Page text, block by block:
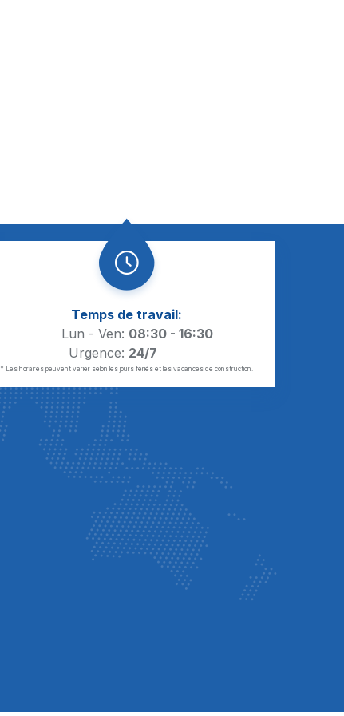
Temps de travail:
Lun - Ven: 08:30 - 16:30
Urgence: 24/7
* Les horaires peuvent varier selon les jours fériés et les vacances de construction.